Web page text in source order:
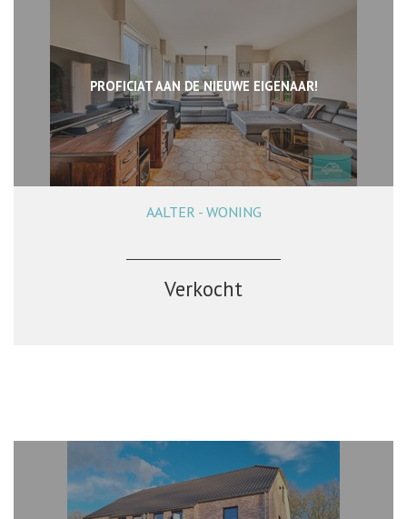
PROFICIAT AAN DE NIEUWE EIGENAAR!
227 m² 4 2
AALTER - WONING
Verkocht